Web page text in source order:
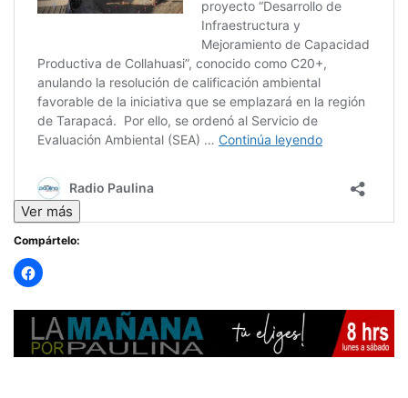
Ver más
Compártelo: